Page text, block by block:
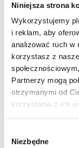
Niniejsza strona
Wykorzystujemy
i reklam, aby
analizować ruch w
korzystasz z
Partnerzy mogą
otrzymanymi od
korzystania z ich
zgody
Niezbędne